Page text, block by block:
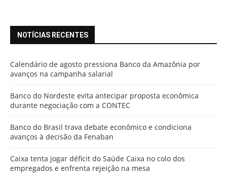
NOTÍCIAS RECENTES
Calendário de agosto pressiona Banco da Amazônia por
avanços na campanha salarial
Banco do Nordeste evita antecipar proposta econômica
durante negociação com a CONTEC
Banco do Brasil trava debate econômico e condiciona
avanços à decisão da Fenaban
Caixa tenta jogar déficit do Saúde Caixa no colo dos
empregados e enfrenta rejeição na mesa